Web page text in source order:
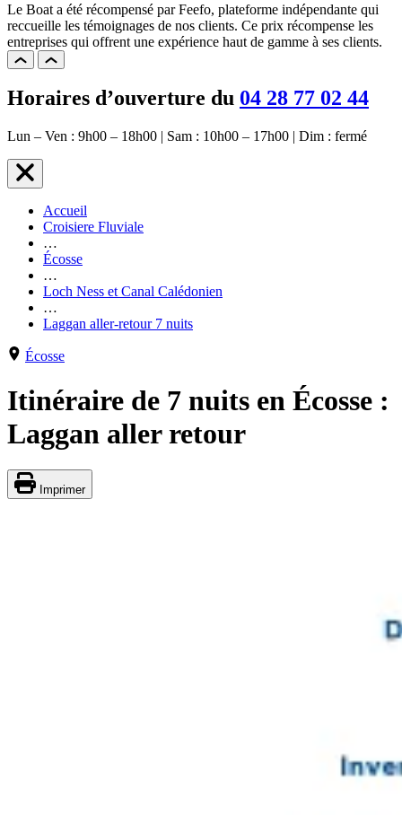
Le Boat a été récompensé par Feefo, plateforme indépendante qui
reccueille les témoignages de nos clients. Ce prix récompense les
entreprises qui offrent une expérience haut de gamme à ses clients.
Horaires d’ouverture du 04 28 77 02 44
Lun – Ven : 9h00 – 18h00 | Sam : 10h00 – 17h00 | Dim : fermé
Accueil
Croisiere Fluviale
…
Écosse
…
Loch Ness et Canal Calédonien
…
Laggan aller-retour 7 nuits
Écosse
Itinéraire de 7 nuits en Écosse :
Laggan aller retour
Imprimer